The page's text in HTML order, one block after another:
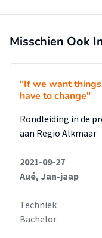
Misschien Ook
"If we want
have to change"
Rondleiding in de
aan Regio Alkmaar
2021-09-27
Aué, Jan-jaap
Techniek
Bachelor